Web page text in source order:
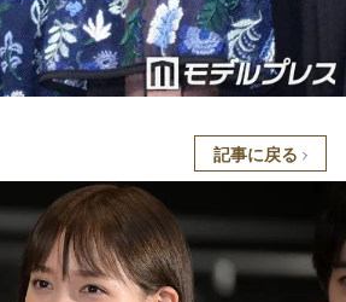
記事に戻る